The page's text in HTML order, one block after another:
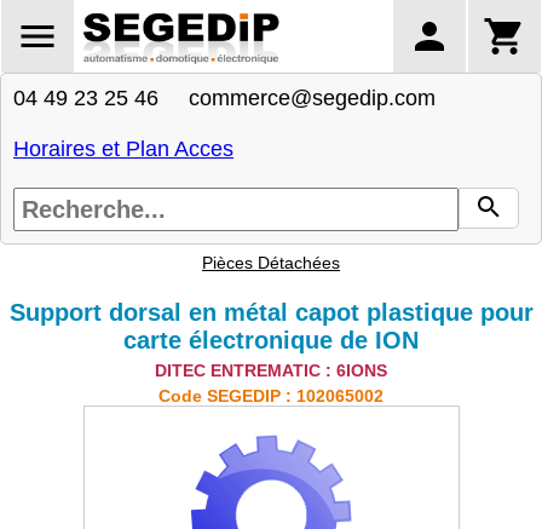
04 49 23 25 46 commerce@segedip.com
Horaires et Plan Acces
Pièces Détachées
Support dorsal en métal capot plastique pour
carte électronique de ION
DITEC ENTREMATIC : 6IONS
Code SEGEDIP : 102065002